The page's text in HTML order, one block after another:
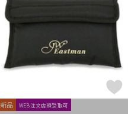
新品 WEB注文店頭受取可